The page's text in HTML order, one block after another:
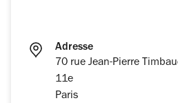
Adresse
70 rue Jean-Pierre
11e
Paris